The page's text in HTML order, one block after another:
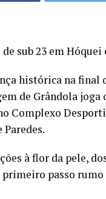
sub 23 em
histórica na final
de Grândola
Complexo
à flor da pele,
primeiro passo